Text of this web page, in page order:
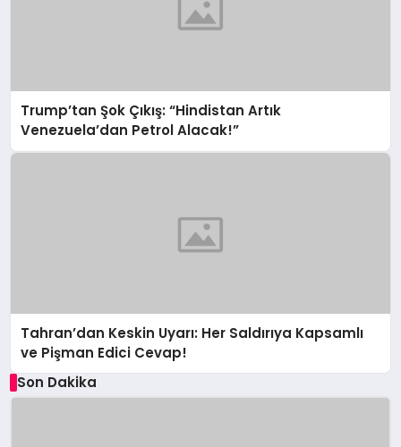
Trump’tan Şok Çıkış: “Hindistan Artık
Venezuela’dan Petrol Alacak!”
Tahran’dan Keskin Uyarı: Her Saldırıya Kapsamlı
ve Pişman Edici Cevap!
Son Dakika